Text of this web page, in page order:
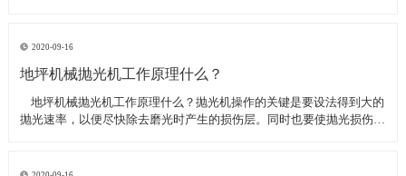
2020-09-16
地坪机械抛光机工作原理什么？
​ 地坪机械抛光机工作原理什么？抛光机操作的关键是要设法得到大的
抛光速率，以便尽快除去磨光时产生的损伤层。同时也要使抛光损伤层
较深；后者要求使用最细的